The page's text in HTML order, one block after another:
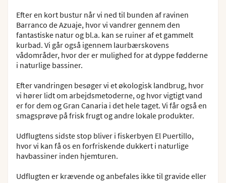
Efter en kort bustur når vi ned til bunden af ravinen
Barranco de Azuaje, hvor vi vandrer gennem den
fantastiske natur og bl.a. kan se ruiner af et gammelt
kurbad. Vi går også igennem laurbærskovens
vådområder, hvor der er mulighed for at dyppe fødderne
i naturlige bassiner.
Efter vandringen besøger vi et økologisk landbrug, hvor
vi hører lidt om arbejdsmetoderne, og hvor vigtigt vand
er for dem og Gran Canaria i det hele taget. Vi får også en
smagsprøve på frisk frugt og andre lokale produkter.
Udflugtens sidste stop bliver i fiskerbyen El Puertillo,
hvor vi kan få os en forfriskende dukkert i naturlige
havbassiner inden hjemturen.
Udflugten er krævende og anbefales ikke til gravide eller